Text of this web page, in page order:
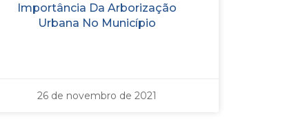
Importância Da Arborização
Urbana No Município
26 de novembro de 2021